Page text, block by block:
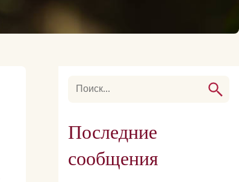
Последние
сообщения